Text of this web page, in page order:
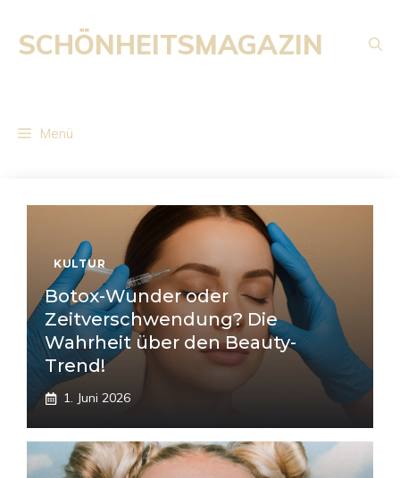
Inhalt
springen
SCHÖNHEITSMAGAZIN
Menü
KULTUR
Botox-Wunder oder
Zeitverschwendung? Die
Wahrheit über den Beauty-
Trend!
1. Juni 2026